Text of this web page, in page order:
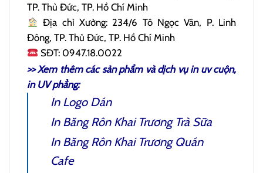
TP. Thủ Đức, TP. Hồ Chí Minh
Địa chỉ Xưởng: 234/6 Tô Ngọc Vân, P. Linh
Đông, TP. Thủ Đức, TP. Hồ Chí Minh
SĐT: 0947.18.0022
>> Xem thêm các sản phẩm và dịch vụin uv cuộn,
in UV phẳng:
In Logo Dán
In Băng Rôn Khai Trương Trà Sữa
In Băng Rôn Khai Trương Quán
Cafe